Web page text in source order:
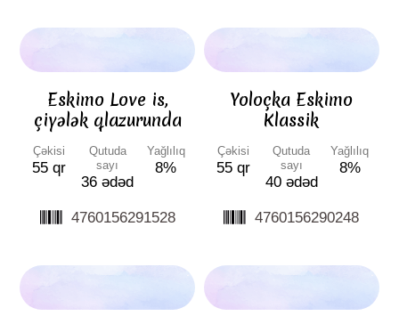
Eskimo Love is,
çiyələk qlazurunda
Çəkisi
55 qr
Qutuda
sayı
36 ədəd
Yağlılıq
8%
4760156291528
Yoloçka Eskimo
Klassik
Çəkisi
55 qr
Qutuda
sayı
40 ədəd
Yağlılıq
8%
4760156290248